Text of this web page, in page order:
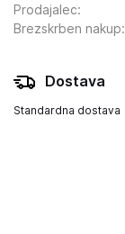
Prodajalec:
Brezskrben nakup:
Dostava
Standardna dostava